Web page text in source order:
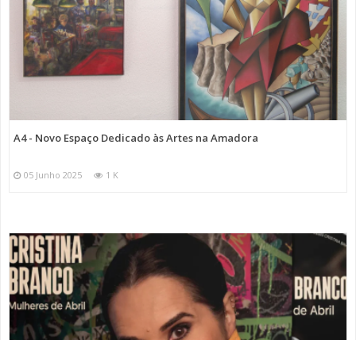
A4 - Novo Espaço Dedicado às Artes na Amadora
05 Junho 2025 1 K